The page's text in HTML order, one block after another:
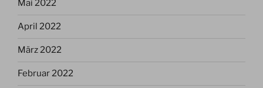
Mai 2022
April 2022
März 2022
Februar 2022